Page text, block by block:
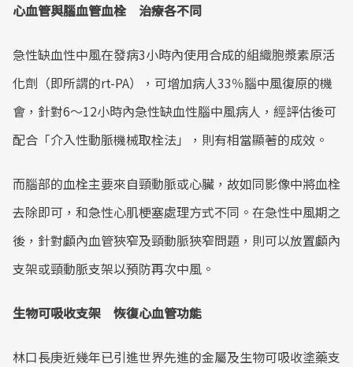
心血管與腦血管血栓 治療各不同
急性缺血性中風在發病3小時內使用合成的組織胞漿素原活
化劑（即所謂的rt-PA），可增加病人33％腦中風復原的機
會，針對6～12小時內急性缺血性腦中風病人，經評估後可
配合「介入性動脈機械取栓法」，則有相當顯著的成效。
而腦部的血栓主要來自頸動脈或心臟，故如同影像中將血栓
去除即可，和急性心肌梗塞處理方式不同。在急性中風期之
後，針對顱內血管狹窄及頸動脈狹窄問題，則可以放置顱內
支架或頸動脈支架以預防再次中風。
生物可吸收支架 恢復心血管功能
林口長庚近幾年已引進世界先進的金屬及生物可吸收塗藥支